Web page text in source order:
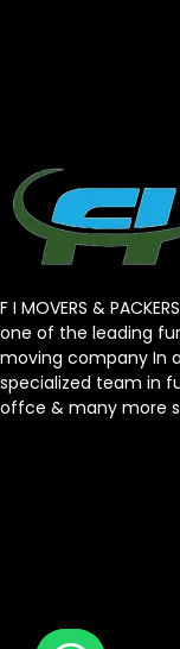
F I MOVERS &
one of the leading
moving company In
specialized team in
offce & many more